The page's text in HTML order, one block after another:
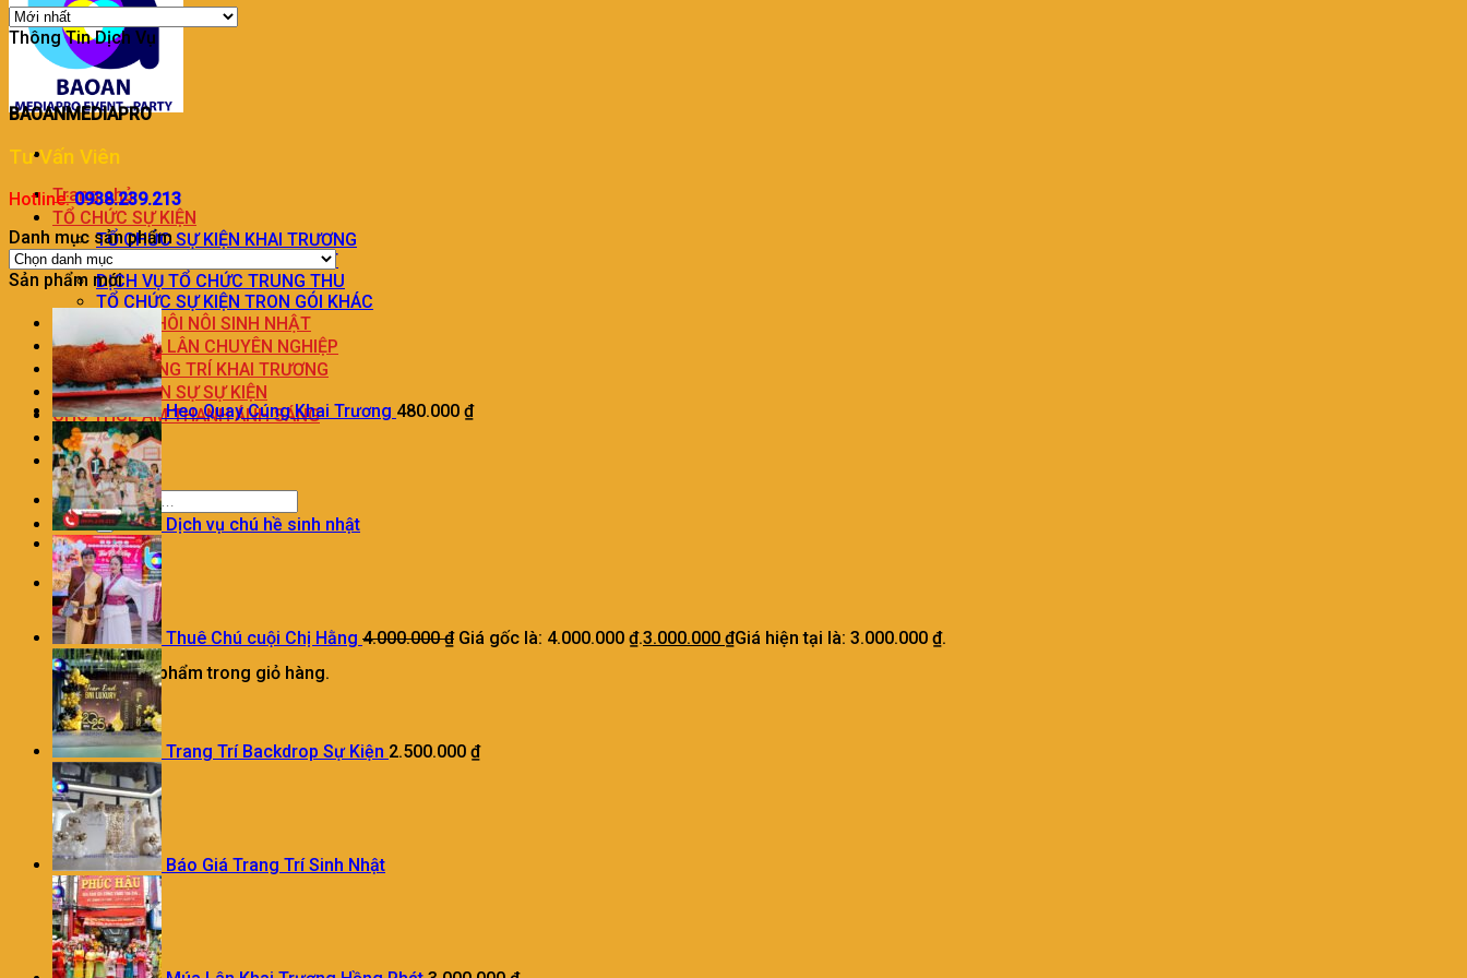
Trang chủ
TỔ CHỨC SỰ KIỆN
TỔ CHỨC SỰ KIỆN KHAI TRƯƠNG
DỊCH VỤ TỔ CHỨC SINH NHẬT
DỊCH VỤ TỔ CHỨC TRUNG THU
TỔ CHỨC SỰ KIỆN TRON GÓI KHÁC
TRANG TRÍ THÔI NÔI SINH NHẬT
DỊCH VỤ MÚA LÂN CHUYÊN NGHIỆP
DỊCH VỤ TRANG TRÍ KHAI TRƯƠNG
DỊCH VỤ NHÂN SỰ SỰ KIỆN
CHO THUÊ ÂM THANH ÁNH SÁNG
LIÊN HỆ
BÁO GIÁ
0
Giỏ hàng
Chưa có sản phẩm trong giỏ hàng.
Thông Tin Dịch Vụ
BAOANMEDIAPRO
Tư Vấn Viên
Hotline:0938.239.213
Danh mục sản phẩm
Sản phẩm mới
Heo Quay Cúng Khai Trương 480.000 ₫
Dịch vụ chú hề sinh nhật
Thuê Chú cuội Chị Hằng 4.000.000₫ Giá gốc là: 4.000.000 ₫.3.000.000 ₫Giá hiện tại là: 3.000.000 ₫.
Trang Trí Backdrop Sự Kiện 2.500.000 ₫
Báo Giá Trang Trí Sinh Nhật